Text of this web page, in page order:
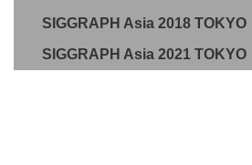
SIGGRAPH Asia 2018 TOKYO
SIGGRAPH Asia 2021 TOKYO